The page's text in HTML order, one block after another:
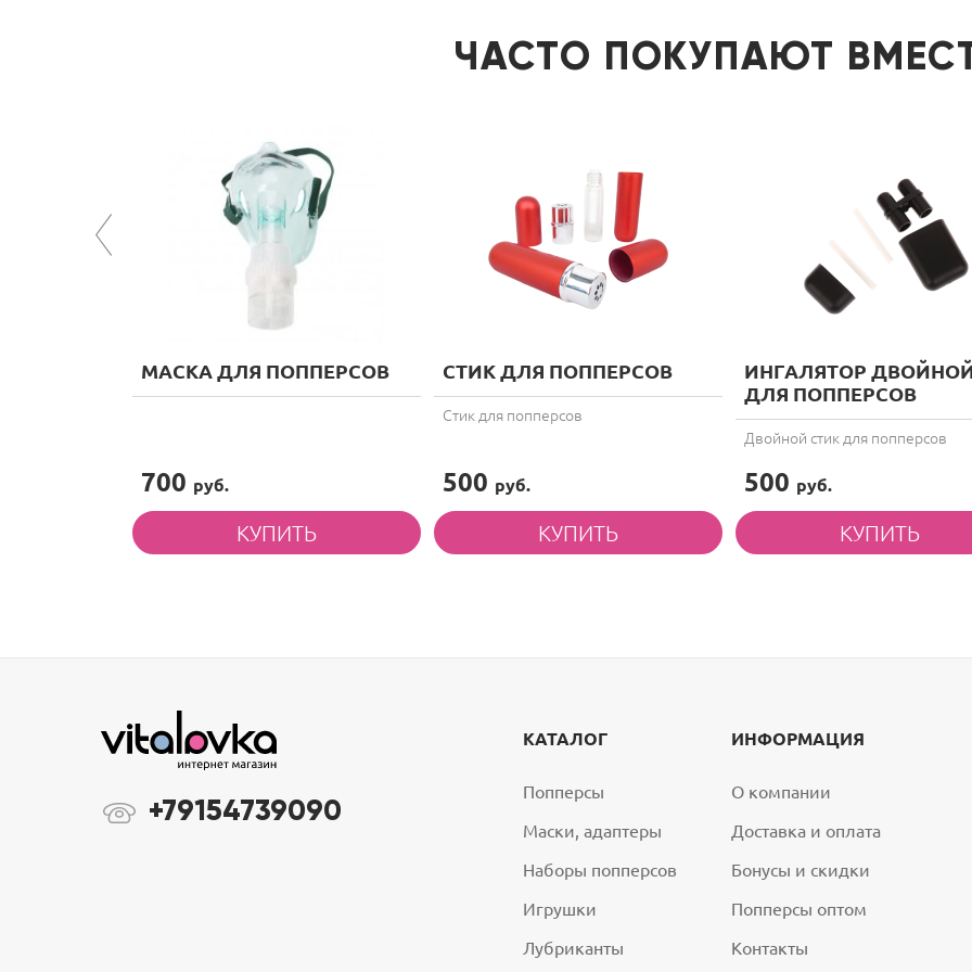
ЧАСТО ПОКУПАЮТ
МАСКА ДЛЯ ПОППЕРСОВ
700 руб.
СТИК ДЛЯ ПОППЕРСОВ
Стик для попперсов
500 руб.
ИНГАЛЯТОР
ДЛЯ ПОППЕРСОВ
Двойной стик для попперсов
500 руб.
+79154739090
КАТАЛОГ
Попперсы
Маски, адаптеры
Наборы попперсов
Игрушки
Лубриканты
ИНФОРМАЦИЯ
О компании
Доставка и оплата
Бонусы и скидки
Попперсы оптом
Контакты